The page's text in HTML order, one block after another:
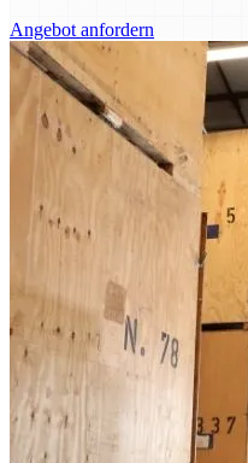
Angebot anfordern